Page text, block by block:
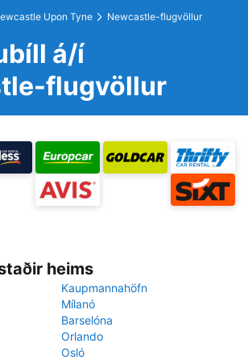
Upon Tyne Newcastle-flugvöllur
á/í
flugvöllur
heims
Kaupmannahöfn
Mílanó
Barselóna
Orlando
Osló